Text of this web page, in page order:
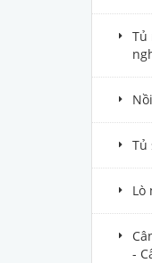
Tủ
Tủ
Lò
-